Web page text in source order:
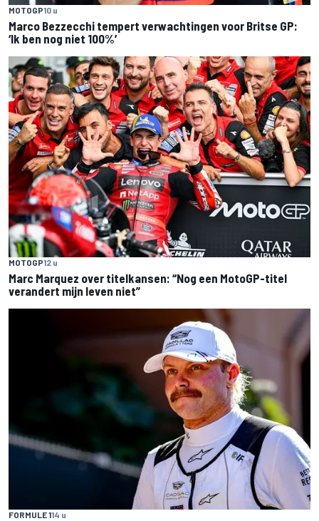
MOTOGP10 u
Marco Bezzecchi tempert verwachtingen voor Britse GP:
‘Ik ben nog niet 100%’
MOTOGP12 u
Marc Marquez over titelkansen: “Nog een MotoGP-titel
verandert mijn leven niet”
FORMULE 114 u